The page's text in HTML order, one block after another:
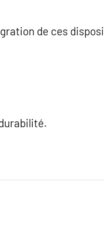
de ces